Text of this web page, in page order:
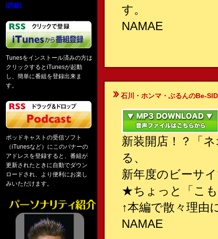
[詳細]
Tunesをインストール済みの方は
クリックするとiTunesが起動
し、簡単に番組を登録出来ま
す。
ポッドキャストの受信ソフト
（iTunesなど）にこのバナーの
アドレスを登録すると、番組が
更新されたときに自動でダウン
ロードされ、より便利にお楽し
みいただけます。
す。
NAMAE
石川・ホンマ・ぶるんのBe-
新装開店！？「
る、
新年度のビーサ
★ちょっと「こ
↑本編で散々理由
NAMAE